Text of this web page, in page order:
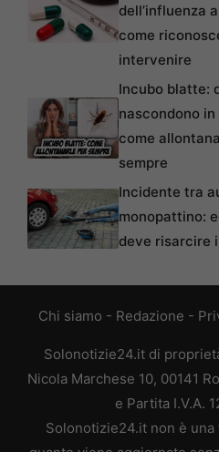
dell’influenza
come
intervenire
Incubo blatte:
nascondono in
come
sempre
Incidente tra
monopattino:
deve risarcire
Chi siamo - Redazione -
Solonotizie24.it di
Nicola Marchese 10, 00141
e Partita I.V.A.
Solonotizie24.it non è